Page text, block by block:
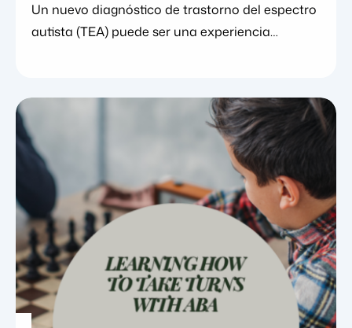
Un nuevo diagnóstico de trastorno del espectro
autista (TEA) puede ser una experiencia
de comportamiento y la investigación de
opciones terapéuticas, muchos padres
encuentran consuelo al observar el panorama
general. Comprender los datos y las tendencias
detrás de una condición puede proporcionar un
sentido vital de perspectiva, tranquilizando a las
familias […]